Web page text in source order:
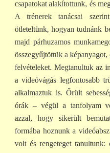
csapatokat alakítottunk, és
A trénerek tanácsai
ötleteltünk, hogyan tudnánk
majd párhuzamos
összegyűjtöttük a képanyagot,
felvételeket. Megtanultuk az
a videóvágás legfontosabb
alkalmaztuk is. Őrült
órák – végül a tanfolyam
azzal, hogy sikerült
formába hoznunk a
volt és rengeteget